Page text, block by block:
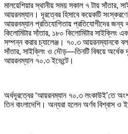
মালয়েশিয়ার স্থানীয় সময় সকাল ৭ টায় সাঁতার,
আয়রনম্যান। দূরত্বের হিসাবে কয়েকটি
আয়রনম্যান প্রতিযোগিতায় প্রতিযোগীদের জন্য
কিলোমিটার সাঁতার, ১৮০ কিলোমিটার সাইক্লিং
সম্পন্ন করার চ্যালেঞ্জ। ৭০.৩ আয়রনম্যানকে
সাঁতার, সাইক্লিং ও দৌড়—তিনটি বিষয়ে অর্ধেক
আয়রনম্যান ৭০.৩ ইভেন্টে।
অর্ধদূরত্বের ‘আয়রনম্যান ৭০.৩ লংকাউই’তে
তিন বাংলাদেশি। অন্যরা হলেন অর্ণব বিশ্বাস ও